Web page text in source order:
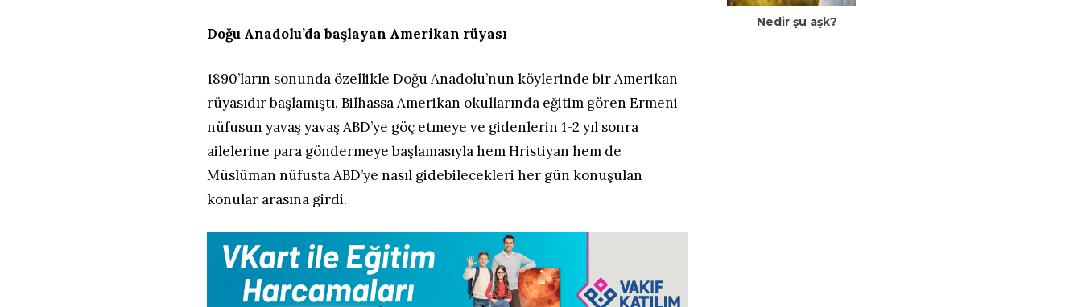
Doğu Anadolu’da başlayan Amerikan rüyası
1890’ların sonunda özellikle Doğu Anadolu’nun köylerinde bir Amerikan
rüyasıdır başlamıştı. Bilhassa Amerikan okullarında eğitim gören Ermeni
nüfusun yavaş yavaş ABD’ye göç etmeye ve gidenlerin 1-2 yıl sonra
ailelerine para göndermeye başlamasıyla hem Hristiyan hem de
Müslüman nüfusta ABD’ye nasıl gidebilecekleri her gün konuşulan
konular arasına girdi.
Nedir şu aşk?